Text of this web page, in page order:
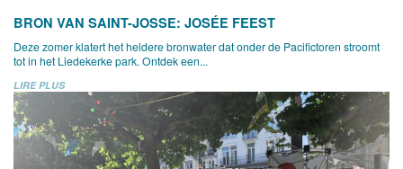
BRON VAN SAINT-JOSSE: JOSÉE FEEST
Deze zomer klatert het heldere bronwater dat onder de Pacifictoren stroomt
tot in het Liedekerke park. Ontdek een...
LIRE PLUS